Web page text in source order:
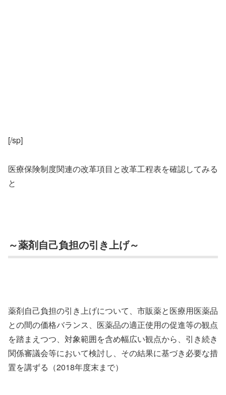
[/sp]
医療保険制度関連の改革項目と改革工程表を確認してみる
と
～薬剤自己負担の引き上げ～
薬剤自己負担の引き上げについて、市販薬と医療用医薬品
との間の価格バランス、医薬品の適正使用の促進等の観点
を踏まえつつ、対象範囲を含め幅広い観点から、引き続き
関係審議会等において検討し、その結果に基づき必要な措
置を講ずる（2018年度末まで）